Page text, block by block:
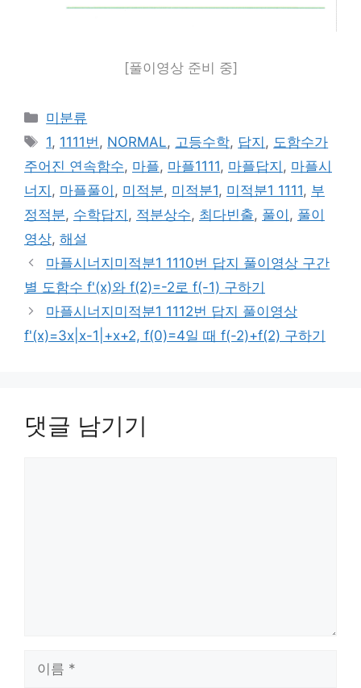
[풀이영상 준비 중]
카
테
고
리
미분류
태
그
1, 1111번 , NORMAL, 고등수학, 답지 , 도함수가
주어진 연속함수, 마플, 마플1111, 마플답지 , 마플시
너지 , 마플풀이 , 미적분, 미적분1, 미적분1 1111, 부
정적분, 수학답지 , 적분상수, 최다빈출, 풀이 , 풀이
영상, 해설
마플시너지미적분1 1110번 답지 풀이영상 구간
별 도함수 f'(x)와 f(2)=-2로 f(-1) 구하기
마플시너지미적분1 1112번 답지 풀이영상
f'(x)=3x|x-1|+x+2, f(0)=4일 때 f(-2)+f(2) 구하기
댓글 남기기